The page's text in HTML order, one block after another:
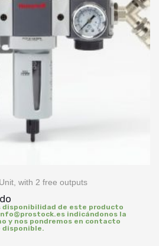
with 2 free outputs
de este producto
indicándonos la
y nos pondremos en contacto
disponible.